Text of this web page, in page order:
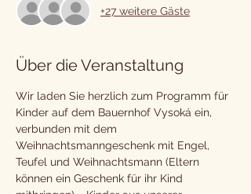
+27 weitere Gäste
Über die Veranstaltung
Wir laden Sie herzlich zum Programm für
Kinder auf dem Bauernhof Vysoká ein,
verbunden mit dem
Weihnachtsmanngeschenk mit Engel,
Teufel und Weihnachtsmann (Eltern
können ein Geschenk für ihr Kind